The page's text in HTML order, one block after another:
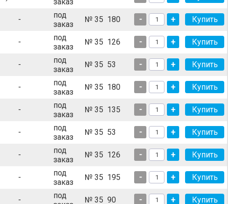
-
под
заказ
№ 35 180 - +
-
под
заказ
№ 35 126 - +
-
под
заказ
№ 35 53 - +
-
под
заказ
№ 35 180 - +
-
под
заказ
№ 35 135 - +
-
под
заказ
№ 35 53 - +
-
под
заказ
№ 35 126 - +
-
под
заказ
№ 35 195 - +
-
под
№ 35 90 - +